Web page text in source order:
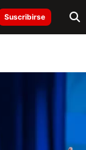
Suscribirse